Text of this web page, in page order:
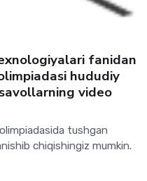
fanidan
hududiy
video
tushgan
chiqishingiz mumkin.